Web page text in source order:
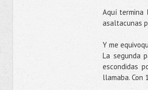
Aquí termina
asaltacunas
Y me
La segunda
escondidas
llamaba. Con